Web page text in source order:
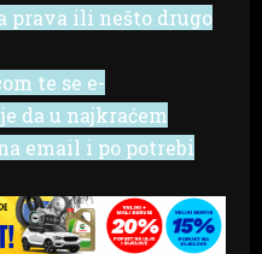
prava ili nešto drugo
te se e-
da u najkraćem
email i po potrebi